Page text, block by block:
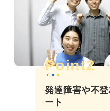
Point2
発達障害や不
ート